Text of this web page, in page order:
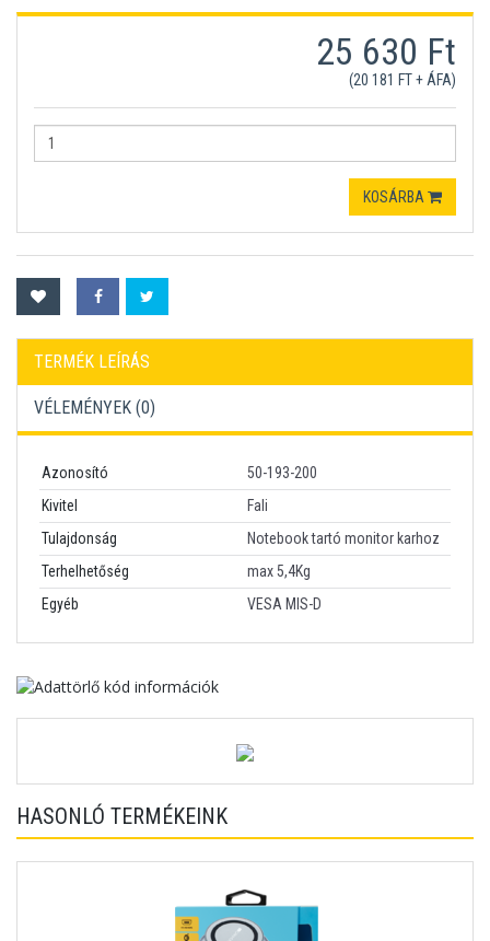
25 630 Ft
(20 181 FT + ÁFA)
KOSÁRBA
TERMÉK LEÍRÁS
VÉLEMÉNYEK (0)
Azonosító
50-193-200
Kivitel
Fali
Tulajdonság
Notebook tartó monitor karhoz
Terhelhetőség
max 5,4Kg
Egyéb
VESA MIS-D
HASONLÓ TERMÉKEINK